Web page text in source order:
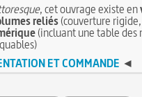
, cet ouvrage existe en
reliés(couverture
(incluant une table des
ET COMMANDE ◄